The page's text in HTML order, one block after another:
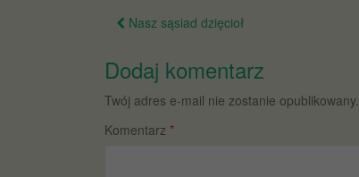
Nawigacja
wpisie
Nasz sąsiad dzięcioł
Dodaj komentarz
Twój adres e-mail nie zostanie opublikowany.
Komentarz *